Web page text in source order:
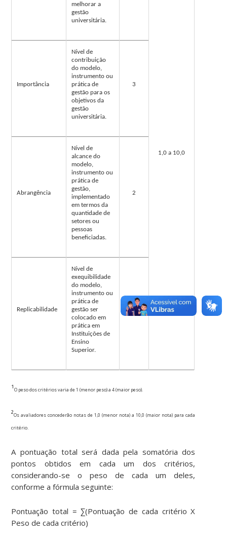
melhorar a
gestão
universitária.
1,0 a 10,0
Importância
Nível de
contribuição
do modelo,
instrumento ou
prática de
gestão para os
objetivos da
gestão
universitária.
3
Abrangência
Nível de
alcance do
modelo,
instrumento ou
prática de
gestão,
implementado
em termos da
quantidade de
setores ou
pessoas
beneficiadas.
2
Replicabilidade
Nível de
exequibilidade
do modelo,
instrumento ou
prática de
gestão ser
colocado em
prática em
Instituições de
Ensino
Superior.
1
¹O peso dos critérios varia de 1 (menor peso) a 4 (maior peso).
²Os avaliadores concederão notas de 1,0 (menor nota) a 10,0 (maior nota) para cada
critério.
A pontuação total será dada pela somatória dos
pontos obtidos em cada um dos critérios,
considerando-se o peso de cada um deles,
conforme a fórmula seguinte:
Pontuação total = ∑(Pontuação de cada critério X
Peso de cada critério)